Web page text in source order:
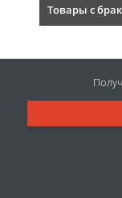
Товары с